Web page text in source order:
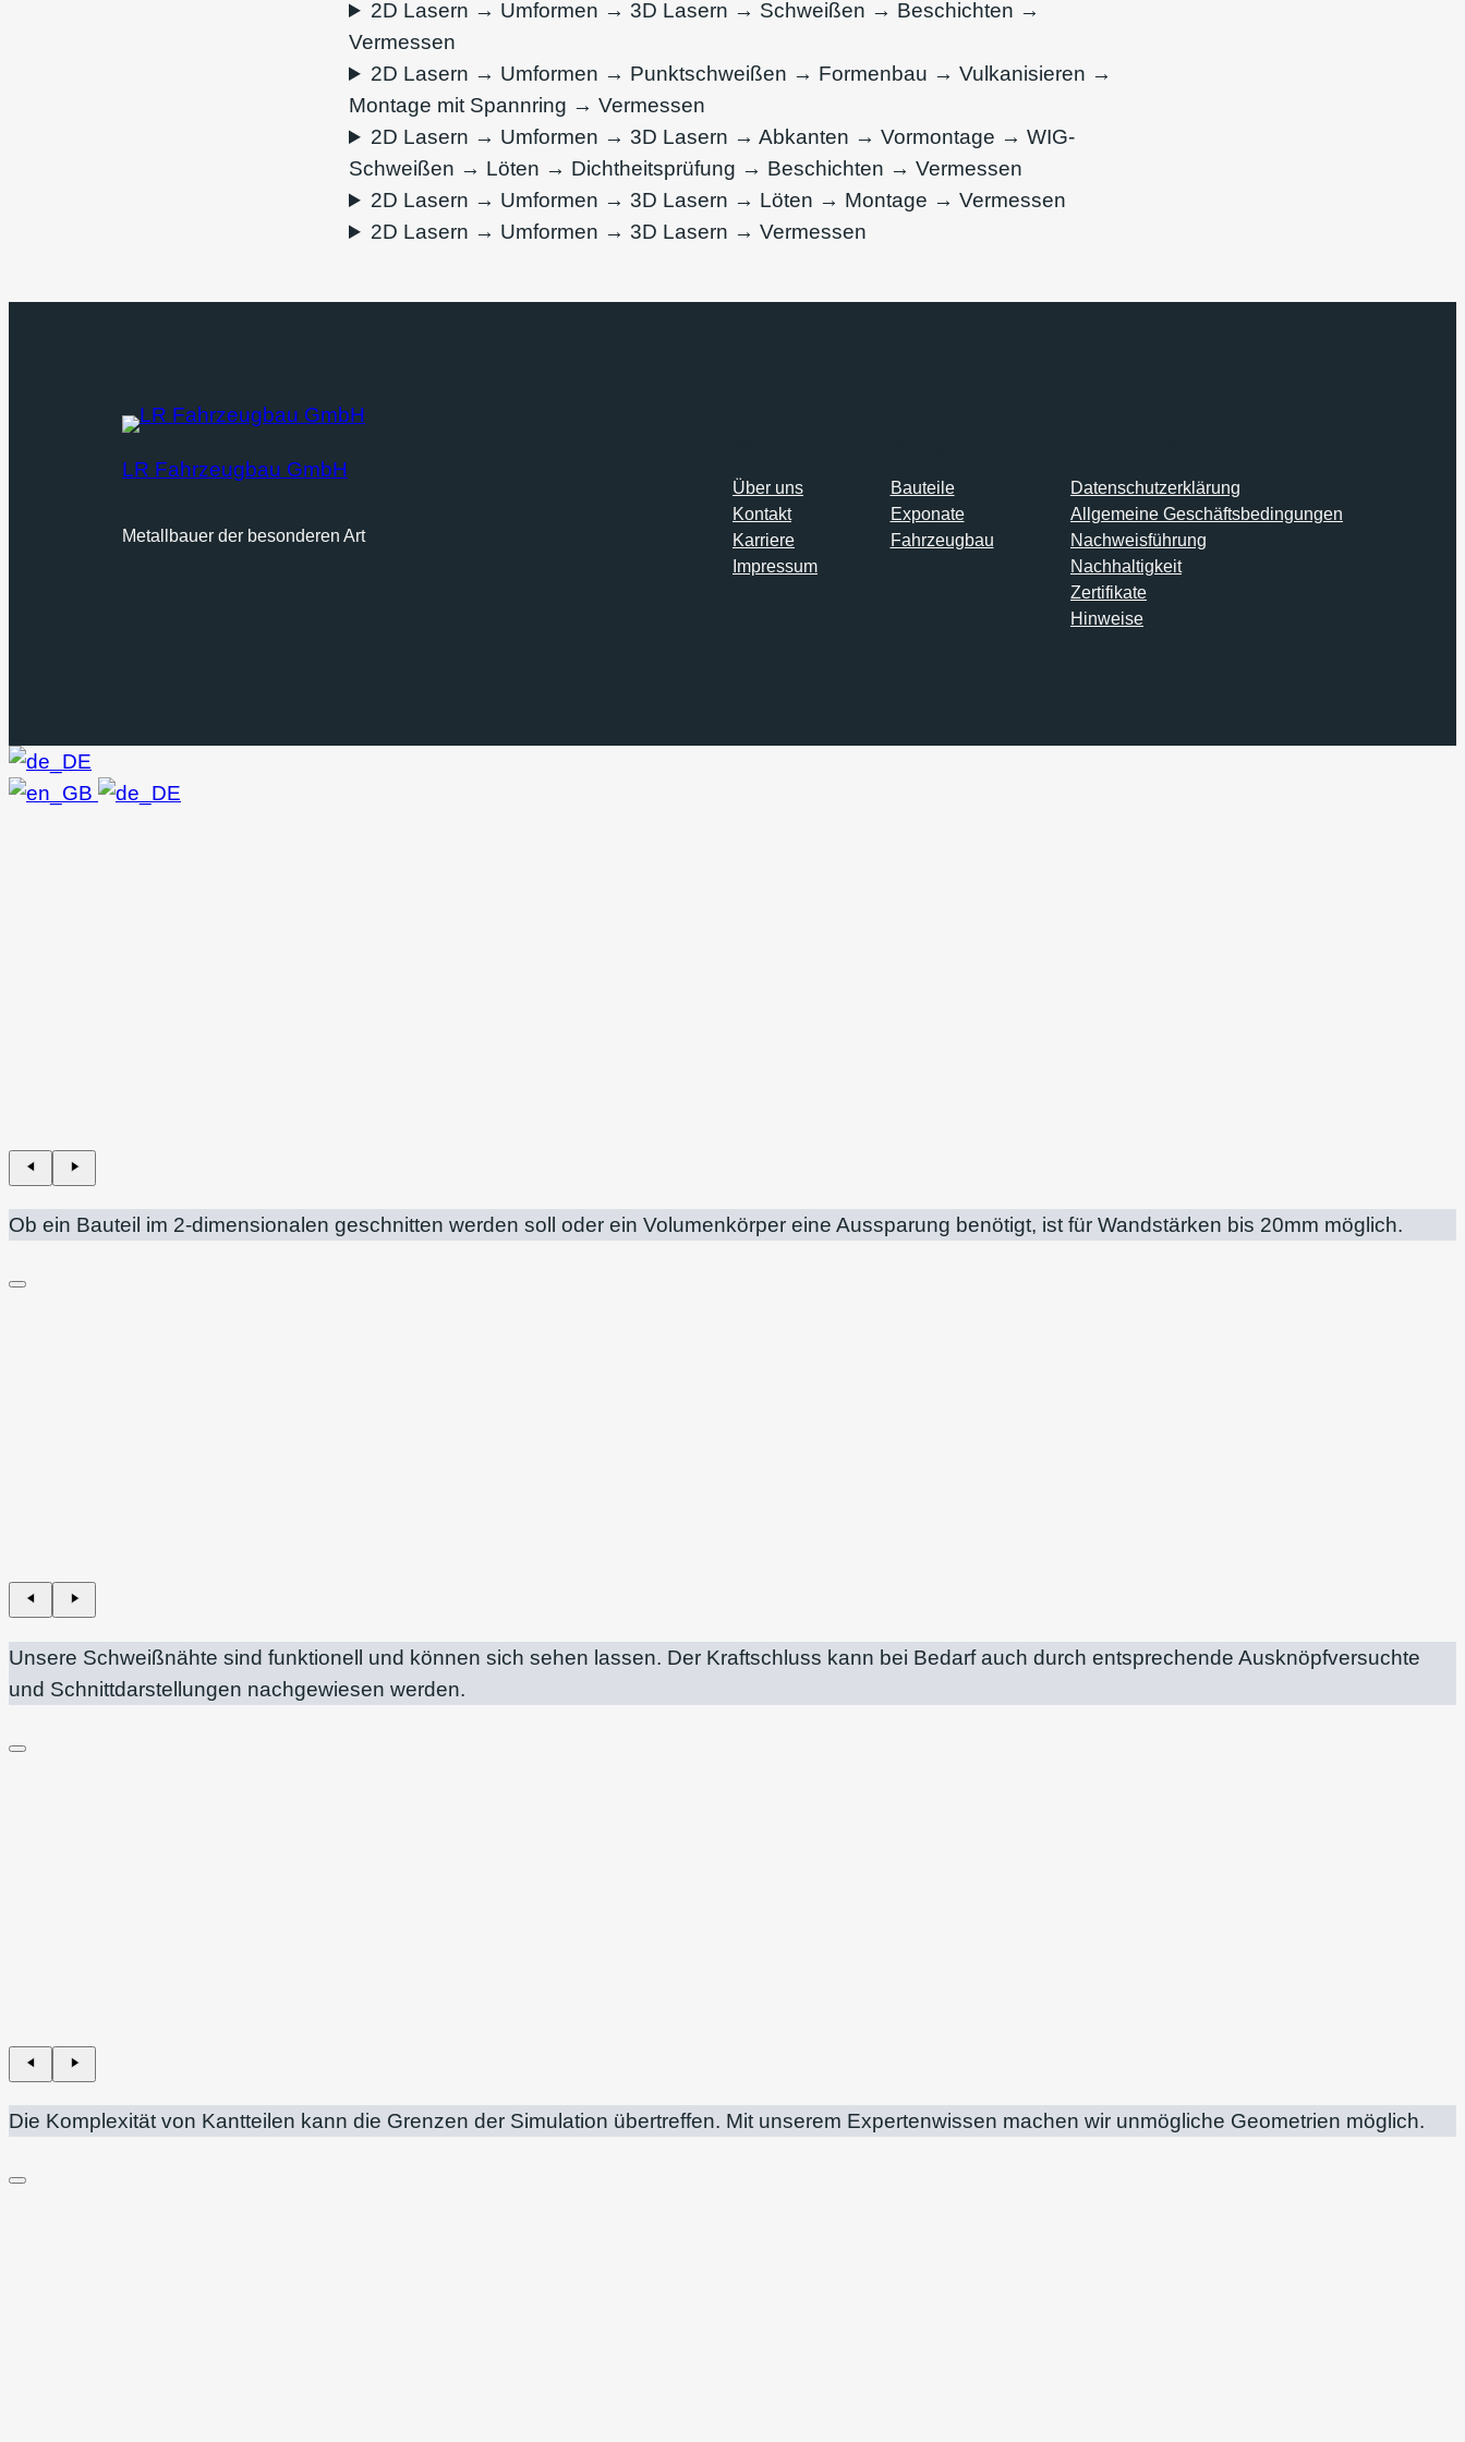
2D Lasern → Umformen → 3D Lasern → Schweißen → Beschichten →
Vermessen
2D Lasern → Umformen → Punktschweißen → Formenbau → Vulkanisieren →
Montage mit Spannring → Vermessen
2D Lasern → Umformen → 3D Lasern → Abkanten → Vormontage → WIG-
Schweißen → Löten → Dichtheitsprüfung → Beschichten → Vermessen
2D Lasern → Umformen → 3D Lasern → Löten → Montage → Vermessen
2D Lasern → Umformen → 3D Lasern → Vermessen
LR Fahrzeugbau GmbH
Metallbauer der besonderen Art
Über uns
Kontakt
Karriere
Impressum
Bauteile
Exponate
Fahrzeugbau
Datenschutzerklärung
Allgemeine Geschäftsbedingungen
Nachweisführung
Nachhaltigkeit
Zertifikate
Hinweise
Ob ein Bauteil im 2-dimensionalen geschnitten werden soll oder ein Volumenkörper eine Aussparung benötigt, ist für Wandstärken bis 20mm möglich.
Unsere Schweißnähte sind funktionell und können sich sehen lassen. Der Kraftschluss kann bei Bedarf auch durch entsprechende Ausknöpfversuchte
und Schnittdarstellungen nachgewiesen werden.
Die Komplexität von Kantteilen kann die Grenzen der Simulation übertreffen. Mit unserem Expertenwissen machen wir unmögliche Geometrien möglich.